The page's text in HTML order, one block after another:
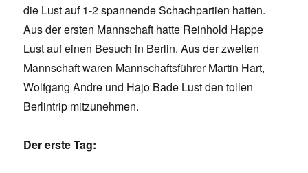
die Lust auf 1-2 spannende Schachpartien hatten.
Aus der ersten Mannschaft hatte Reinhold Happe
Lust auf einen Besuch in Berlin. Aus der zweiten
Mannschaft waren Mannschaftsführer Martin Hart,
Wolfgang Andre und Hajo Bade Lust den tollen
Berlintrip mitzunehmen.
Der erste Tag: